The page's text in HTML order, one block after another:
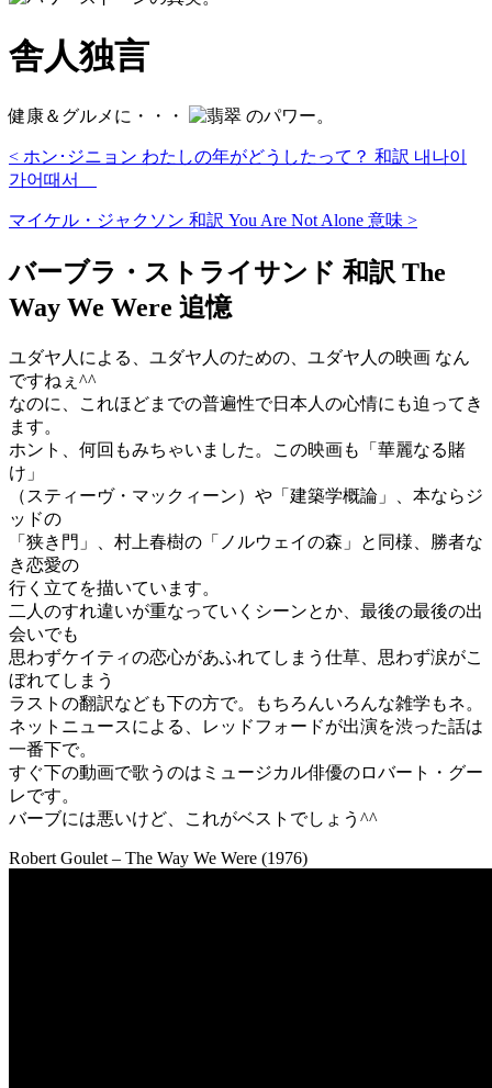
舎人独言
健康＆グルメに・・・ のパワー。
< ホン･ジニョン わたしの年がどうしたって？ 和訳 내나이
가어때서
マイケル・ジャクソン 和訳 You Are Not Alone 意味 >
バーブラ・ストライサンド 和訳 The
Way We Were 追憶
ユダヤ人による、ユダヤ人のための、ユダヤ人の映画 なん
ですねぇ^^
なのに、これほどまでの普遍性で日本人の心情にも迫ってき
ます。
ホント、何回もみちゃいました。この映画も「華麗なる賭
け」
（スティーヴ・マックィーン）や「建築学概論」、本ならジ
ッドの
「狭き門」、村上春樹の「ノルウェイの森」と同様、勝者な
き恋愛の
行く立てを描いています。
二人のすれ違いが重なっていくシーンとか、最後の最後の出
会いでも
思わずケイティの恋心があふれてしまう仕草、思わず涙がこ
ぼれてしまう
ラストの翻訳なども下の方で。もちろんいろんな雑学もネ。
ネットニュースによる、レッドフォードが出演を渋った話は
一番下で。
すぐ下の動画で歌うのはミュージカル俳優のロバート・グー
レです。
バーブには悪いけど、これがベストでしょう^^
Robert Goulet – The Way We Were (1976)